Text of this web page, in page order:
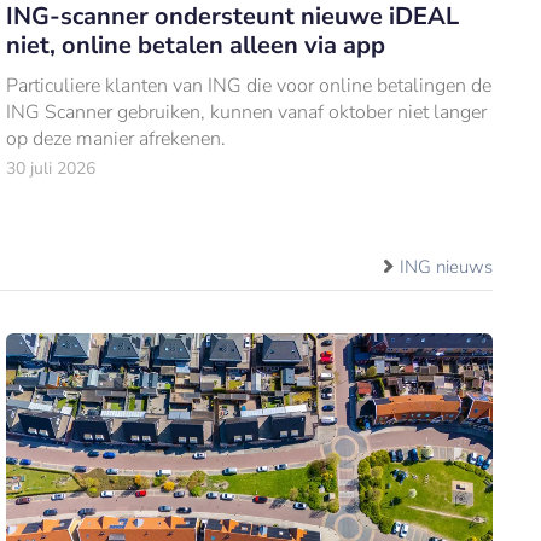
ING-scanner ondersteunt nieuwe iDEAL
niet, online betalen alleen via app
Particuliere klanten van ING die voor online betalingen de
ING Scanner gebruiken, kunnen vanaf oktober niet langer
op deze manier afrekenen.
30 juli 2026
ING nieuws